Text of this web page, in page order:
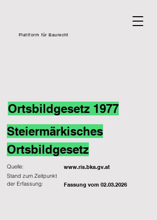
Plattform für Baurecht
Ortsbildgesetz 1977
Steiermärkisches
Ortsbildgesetz
Quelle: www.ris.bka.gv.at
Fassung vom 02.03.2026
Stand zum Zeitpunkt
der Erfassung: